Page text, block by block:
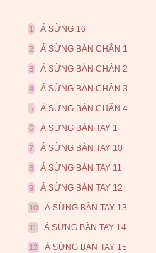
1 Á SỪNG 16
2 Á SỪNG BÀN CHÂN 1
3 Á SỪNG BÀN CHÂN 2
4 Á SỪNG BÀN CHÂN 3
5 Á SỪNG BÀN CHÂN 4
6 Á SỪNG BÀN TAY 1
7 Á SỪNG BÀN TAY 10
8 Á SỪNG BÀN TAY 11
9 Á SỪNG BÀN TAY 12
10 Á SỪNG BÀN TAY 13
11 Á SỪNG BÀN TAY 14
12 Á SỪNG BÀN TAY 15